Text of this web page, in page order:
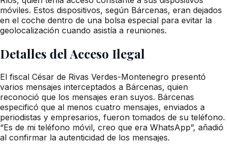
móviles. Estos dispositivos, según Bárcenas, eran dejados
en el coche dentro de una bolsa especial para evitar la
geolocalización cuando asistía a reuniones.
Detalles del Acceso Ilegal
El fiscal César de Rivas Verdes-Montenegro presentó
varios mensajes interceptados a Bárcenas, quien
reconoció que los mensajes eran suyos. Bárcenas
especificó que al menos cuatro mensajes, enviados a
periodistas y empresarios, fueron tomados de su teléfono.
“Es de mi teléfono móvil, creo que era WhatsApp”, añadió
al confirmar la autenticidad de los mensajes.